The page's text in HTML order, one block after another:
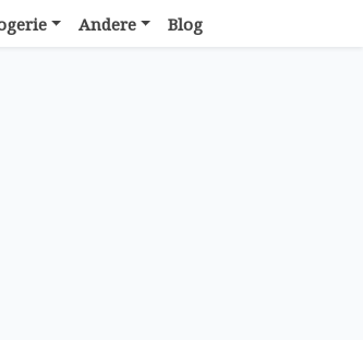
Andere Blog